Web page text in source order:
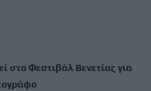
στο Φεστιβάλ Βενετίας για